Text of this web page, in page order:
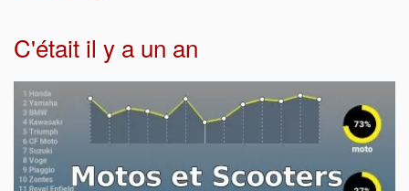
C'était il y a un an